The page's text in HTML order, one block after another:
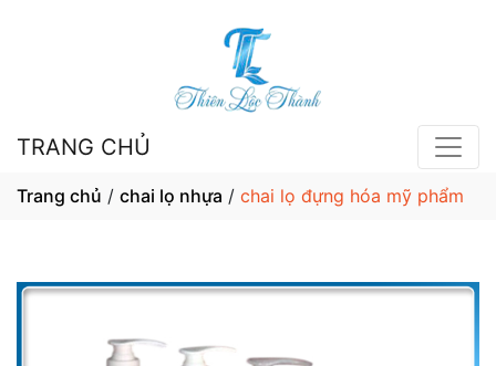
TRANG CHỦ
Trang chủ / chai lọ nhựa / chai lọ đựng hóa mỹ phẩm